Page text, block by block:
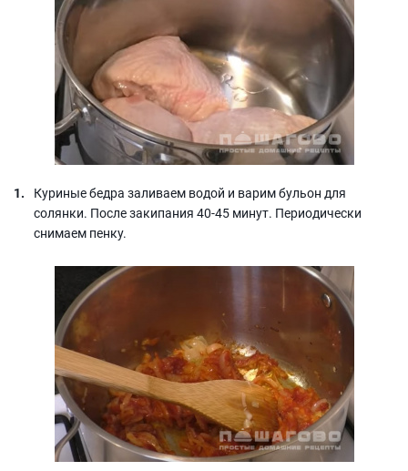
Куриные бедра заливаем водой и варим бульон для
солянки. После закипания 40-45 минут. Периодически
снимаем пенку.